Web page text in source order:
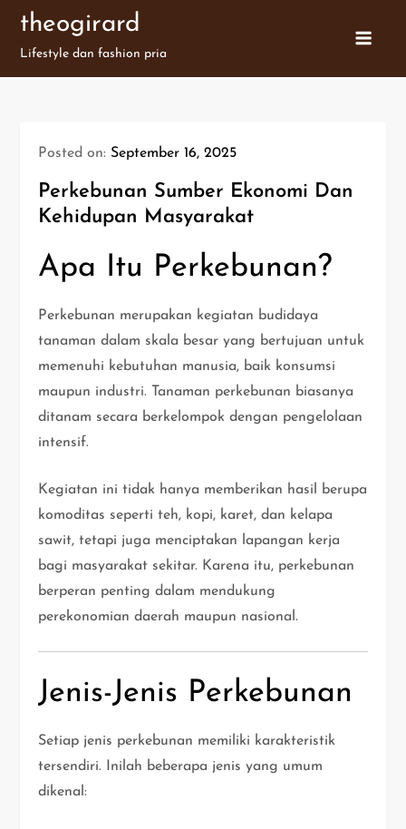
content
theogirard
Lifestyle dan fashion pria
Posted on: September 16, 2025
Perkebunan Sumber Ekonomi Dan
Kehidupan Masyarakat
Apa Itu Perkebunan?
Perkebunan merupakan kegiatan budidaya
tanaman dalam skala besar yang bertujuan untuk
memenuhi kebutuhan manusia, baik konsumsi
maupun industri. Tanaman perkebunan biasanya
ditanam secara berkelompok dengan pengelolaan
intensif.
Kegiatan ini tidak hanya memberikan hasil berupa
komoditas seperti teh, kopi, karet, dan kelapa
sawit, tetapi juga menciptakan lapangan kerja
bagi masyarakat sekitar. Karena itu, perkebunan
berperan penting dalam mendukung
perekonomian daerah maupun nasional.
Jenis-Jenis Perkebunan
Setiap jenis perkebunan memiliki karakteristik
tersendiri. Inilah beberapa jenis yang umum
dikenal: